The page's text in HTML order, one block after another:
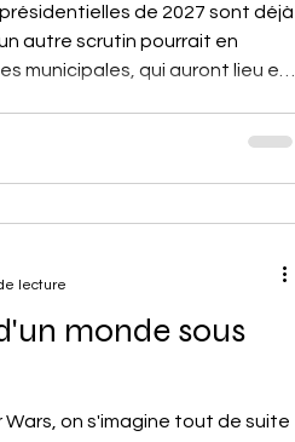
de 2027 sont déjà
autre scrutin pourrait en
municipales, qui auront lieu en
monde sous
on s'imagine tout de suite
lecture